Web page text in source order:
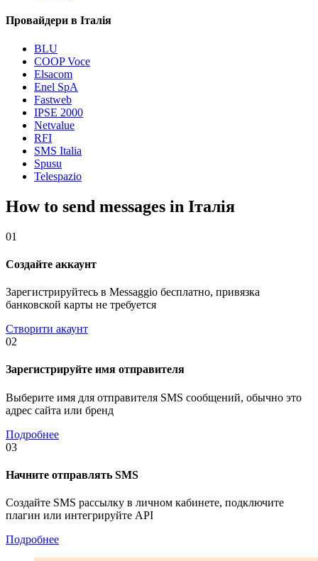
Провайдери в Італія
BLU
COOP Voce
Elsacom
Enel SpA
Fastweb
IPSE 2000
Netvalue
RFI
SMS Italia
Spusu
Telespazio
How to send messages in Італія
01
Создайте аккаунт
Зарегистрируйтесь в Messaggio бесплатно, привязка
банковской карты не требуется
Створити акаунт
02
Зарегистрируйте имя отправителя
Выберите имя для отправителя SMS сообщений, обычно это
адрес сайта или бренд
Подробнее
03
Начните отправлять SMS
Создайте SMS рассылку в личном кабинете, подключите
плагин или интегрируйте API
Подробнее